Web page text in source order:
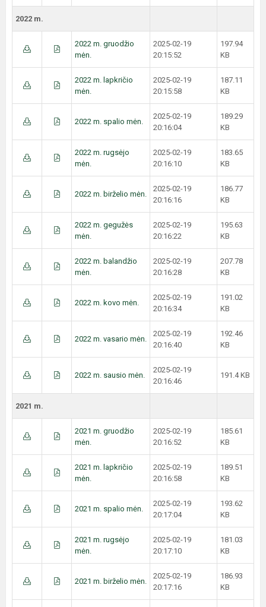
2022 m.
2022 m. gruodžio
mėn.
2025-02-19
20:15:52
197.94
KB
2022 m. lapkričio
mėn.
2025-02-19
20:15:58
187.11
KB
2022 m. spalio mėn.
2025-02-19
20:16:04
189.29
KB
2022 m. rugsėjo
mėn.
2025-02-19
20:16:10
183.65
KB
2022 m. birželio mėn.
2025-02-19
20:16:16
186.77
KB
2022 m. gegužės
mėn.
2025-02-19
20:16:22
195.63
KB
2022 m. balandžio
mėn.
2025-02-19
20:16:28
207.78
KB
2022 m. kovo mėn.
2025-02-19
20:16:34
191.02
KB
2022 m. vasario mėn.
2025-02-19
20:16:40
192.46
KB
2022 m. sausio mėn.
2025-02-19
20:16:46
191.4 KB
2021 m.
2021 m. gruodžio
mėn.
2025-02-19
20:16:52
185.61
KB
2021 m. lapkričio
mėn.
2025-02-19
20:16:58
189.51
KB
2021 m. spalio mėn.
2025-02-19
20:17:04
193.62
KB
2021 m. rugsėjo
mėn.
2025-02-19
20:17:10
181.03
KB
2021 m. birželio mėn.
2025-02-19
20:17:16
186.93
KB